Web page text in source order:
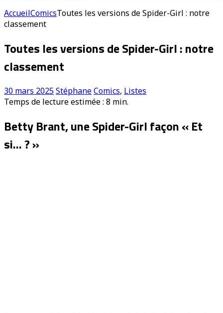
AccueilComicsToutes les versions de Spider-Girl : notre
classement
Toutes les versions de Spider-Girl : notre
classement
30 mars 2025StéphaneComics, Listes
Temps de lecture estimée : 8 min.
Betty Brant, une Spider-Girl façon « Et
si… ? »